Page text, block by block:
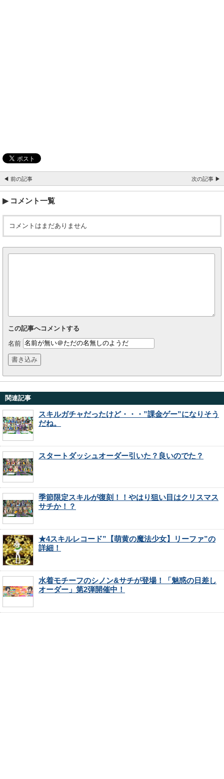
◀ 前の記事 次の記事 ▶
コメント一覧
コメントはまだありません
この記事へコメントする
名前
関連記事
スキルガチャだったけど・・・”課金ゲー”になりそう
だね。
スタートダッシュオーダー引いた？良いのでた？
季節限定スキルが復刻！！やはり狙い目はクリスマス
サチか！？
★4スキルレコード”【萌黄の魔法少女】リーファ”の
詳細！
水着モチーフのシノン&サチが登場！「魅惑の日差し
オーダー」第2弾開催中！